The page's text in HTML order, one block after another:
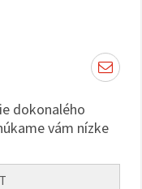
dokonalého
vám nízke